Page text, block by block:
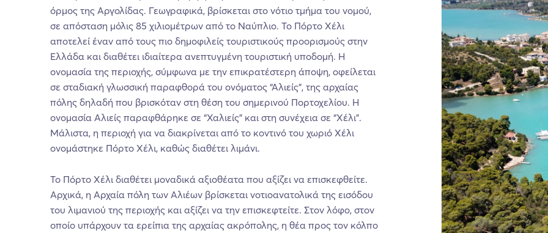
όρμος της Αργολίδας. Γεωγραφικά, βρίσκεται στο νότιο τμήμα του νομού,
σε απόσταση μόλις 85 χιλιομέτρων από το Ναύπλιο. Το Πόρτο Χέλι
αποτελεί έναν από τους πιο δημοφιλείς τουριστικούς προορισμούς στην
Ελλάδα και διαθέτει ιδιαίτερα ανεπτυγμένη τουριστική υποδομή. Η
ονομασία της περιοχής, σύμφωνα με την επικρατέστερη άποψη, οφείλεται
σε σταδιακή γλωσσική παραφθορά του ονόματος “Αλιείς”, της αρχαίας
πόλης δηλαδή που βρισκόταν στη θέση του σημερινού Πορτοχελίου. Η
ονομασία Αλιείς παραφθάρηκε σε “Χαλιείς” και στη συνέχεια σε “Χέλι”.
Μάλιστα, η περιοχή για να διακρίνεται από το κοντινό του χωριό Χέλι
ονομάστηκε Πόρτο Χέλι, καθώς διαθέτει λιμάνι.
Το Πόρτο Χέλι διαθέτει μοναδικά αξιοθέατα που αξίζει να επισκεφθείτε.
Αρχικά, η Αρχαία πόλη των Αλιέων βρίσκεται νοτιοανατολικά της εισόδου
του λιμανιού της περιοχής και αξίζει να την επισκεφτείτε. Στον λόφο, στον
οποίο υπάρχουν τα ερείπια της αρχαίας ακρόπολης, η θέα προς τον κόλπο